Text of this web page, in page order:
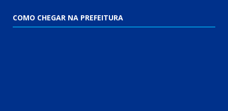
COMO CHEGAR NA PREFEITURA